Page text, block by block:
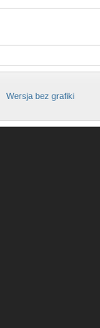
Wersja bez grafiki